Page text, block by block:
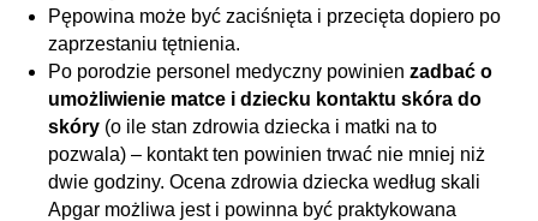
Pępowina może być zaciśnięta i przecięta dopiero po
zaprzestaniu tętnienia.
Po porodzie personel medyczny powinien zadbać o
umożliwienie matce i dziecku kontaktu skóra do
skóry (o ile stan zdrowia dziecka i matki na to
pozwala) – kontakt ten powinien trwać nie mniej niż
dwie godziny. Ocena zdrowia dziecka według skali
Apgar możliwa jest i powinna być praktykowana